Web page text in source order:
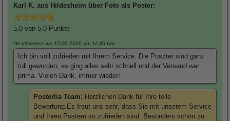
Karl
K. aus Hildesheim über Foto als Poster:
5,0 von 5,0 Punkte
Geschrieben am 15.06.2026 um 11:46 Uhr
Ich bin voll zufrieden mit Ihrem Service. Die Poszter sind ganz
toll geworden, es ging alles sehr schnell und der Versand war
prima. Vielen Dank, immer wieder!
Posterlia Team: Herzlichen Dank für Ihre tolle
Bewertung.Es freut uns sehr, dass Sie mit unserem Service
und Ihren Postern so zufrieden sind. Besonders schön zu